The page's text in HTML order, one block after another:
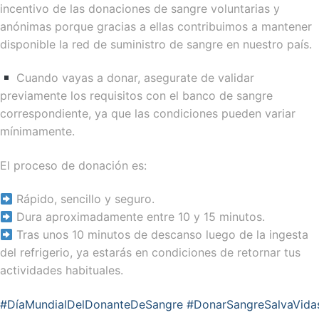
incentivo de las donaciones de sangre voluntarias y
anónimas porque gracias a ellas contribuimos a mantener
disponible la red de suministro de sangre en nuestro país.
Cuando vayas a donar, asegurate de validar
previamente los requisitos con el banco de sangre
correspondiente, ya que las condiciones pueden variar
mínimamente.
El proceso de donación es:
Rápido, sencillo y seguro.
Dura aproximadamente entre 10 y 15 minutos.
Tras unos 10 minutos de descanso luego de la ingesta
del refrigerio, ya estarás en condiciones de retornar tus
actividades habituales.
#DíaMundialDelDonanteDeSangre